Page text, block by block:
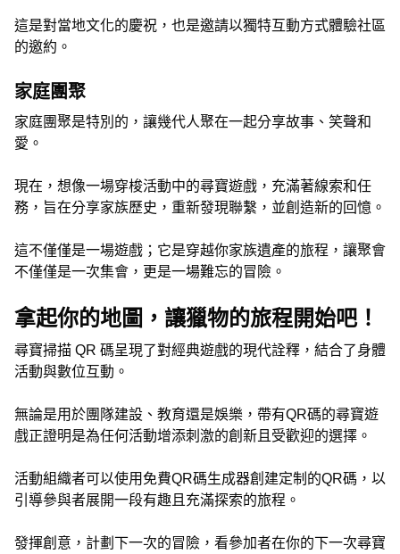
這是對當地文化的慶祝，也是邀請以獨特互動方式體驗社區
的邀約。
家庭團聚
家庭團聚是特別的，讓幾代人聚在一起分享故事、笑聲和
愛。
現在，想像一場穿梭活動中的尋寶遊戲，充滿著線索和任
務，旨在分享家族歷史，重新發現聯繫，並創造新的回憶。
這不僅僅是一場遊戲；它是穿越你家族遺產的旅程，讓聚會
不僅僅是一次集會，更是一場難忘的冒險。
拿起你的地圖，讓獵物的旅程開始吧！
尋寶掃描 QR 碼呈現了對經典遊戲的現代詮釋，結合了身體
活動與數位互動。
無論是用於團隊建設、教育還是娛樂，帶有QR碼的尋寶遊
戲正證明是為任何活動增添刺激的創新且受歡迎的選擇。
活動組織者可以使用免費QR碼生成器創建定制的QR碼，以
引導參與者展開一段有趣且充滿探索的旅程。
發揮創意，計劃下一次的冒險，看參加者在你的下一次尋寶